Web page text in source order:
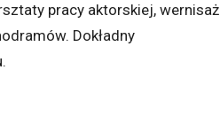
pracy aktorskiej, wernisaż
Dokładny